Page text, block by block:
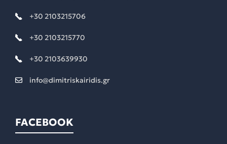
+30 2103215706
+30 2103215770
+30 2103639930
info@dimitriskairidis.gr
FACEBOOK